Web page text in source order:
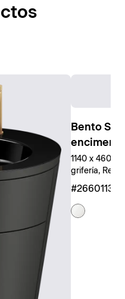
Bento
encimera
1140 x 460
grifería,